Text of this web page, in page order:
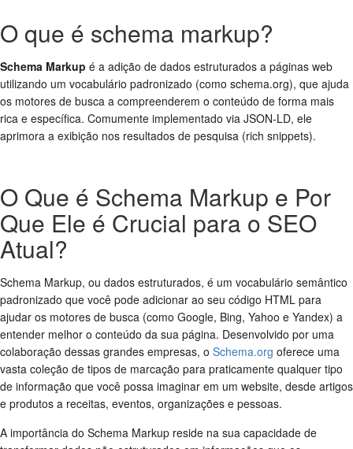
O que é schema markup?
Schema Markup é a adição de dados estruturados a páginas web
utilizando um vocabulário padronizado (como schema.org), que ajuda
os motores de busca a compreenderem o conteúdo de forma mais
rica e específica. Comumente implementado via JSON-LD, ele
aprimora a exibição nos resultados de pesquisa (rich snippets).
O Que é Schema Markup e Por
Que Ele é Crucial para o SEO
Atual?
Schema Markup, ou dados estruturados, é um vocabulário semântico
padronizado que você pode adicionar ao seu código HTML para
ajudar os motores de busca (como Google, Bing, Yahoo e Yandex) a
entender melhor o conteúdo da sua página. Desenvolvido por uma
colaboração dessas grandes empresas, o Schema.org oferece uma
vasta coleção de tipos de marcação para praticamente qualquer tipo
de informação que você possa imaginar em um website, desde artigos
e produtos a receitas, eventos, organizações e pessoas.
A importância do Schema Markup reside na sua capacidade de